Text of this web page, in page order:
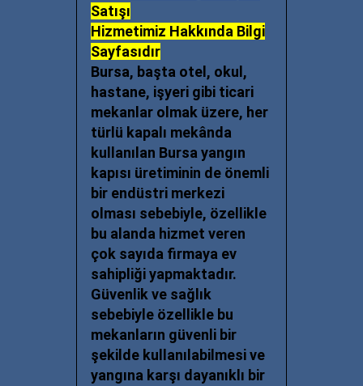
Satışı
Hizmetimiz Hakkında Bilgi
Sayfasıdır
Bursa, başta otel, okul,
hastane, işyeri gibi ticari
mekanlar olmak üzere, her
türlü kapalı mekânda
kullanılan Bursa yangın
kapısı üretiminin de önemli
bir endüstri merkezi
olması sebebiyle, özellikle
bu alanda hizmet veren
çok sayıda firmaya ev
sahipliği yapmaktadır.
Güvenlik ve sağlık
sebebiyle özellikle bu
mekanların güvenli bir
şekilde kullanılabilmesi ve
yangına karşı dayanıklı bir